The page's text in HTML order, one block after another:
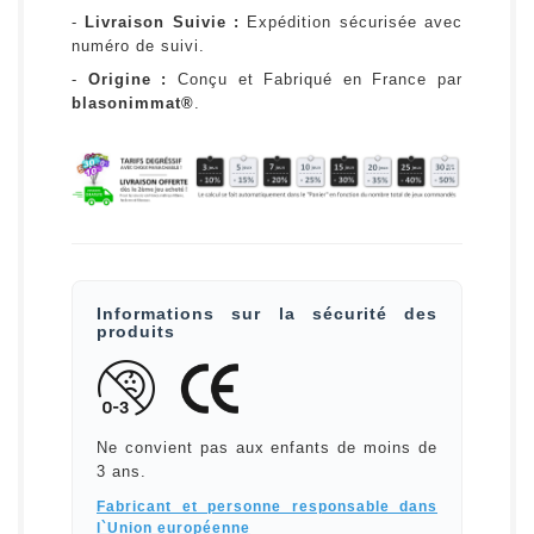
- Livraison Suivie :
Expédition sécurisée avec
numéro de suivi.
- Origine :
Conçu et Fabriqué en France par
blasonimmat®.
Informations sur la sécurité des
produits
Ne convient pas aux enfants de moins de
3 ans.
Fabricant et personne responsable dans
l`Union européenne